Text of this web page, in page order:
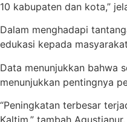
10 kabupaten dan kota,”
Dalam menghadapi
edukasi kepada
Data menunjukkan bahwa
menunjukkan pentingnya
“Peningkatan terbesar